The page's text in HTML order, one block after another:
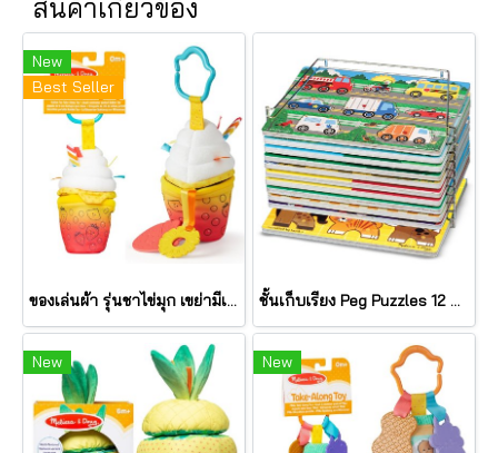
สินค้าเกี่ยวข้อง
New
Best Seller
ของเล่นผ้า รุ่นชาไข่มุก เขย่ามีเสียง Bubble Tea Take Along Toy รุ่น 30744 ยี่ห้อ Melissa & Doug ชั้นเก็บเรียง Peg Puzzles 12 แผ่น Wire Puzzle-Storage Rack รุ่น 1018 ยี่ห้อ Melissa & Doug (นำเข้า USA)
New New